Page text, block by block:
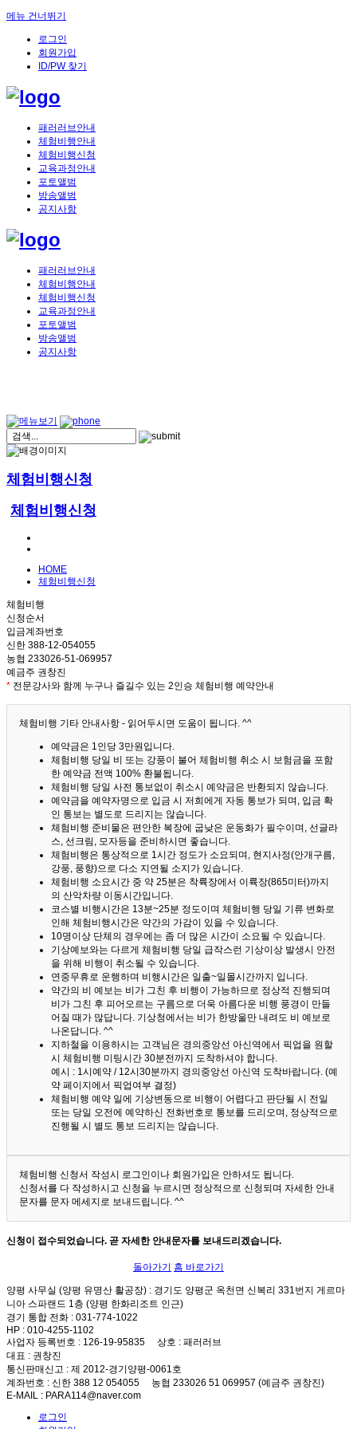
메뉴 건너뛰기
로그인
회원가입
ID/PW 찾기
패러러브안내
체험비행안내
체험비행신청
교육과정안내
포토앨범
방송앨범
공지사항
패러러브안내
체험비행안내
체험비행신청
교육과정안내
포토앨범
방송앨범
공지사항
체험비행신청
체험비행신청
HOME
체험비행신청
체험비행
신청순서
입금계좌번호
신한 388-12-054055
농협 233026-51-069957
예금주 권창진
* 전문강사와 함께 누구나 즐길수 있는 2인승 체험비행 예약안내
체험비행 기타 안내사항 - 읽어두시면 도움이 됩니다. ^^
예약금은 1인당 3만원입니다.
체험비행 당일 비 또는 강풍이 불어 체험비행 취소 시 보험금을 포함
한 예약금 전액 100% 환불됩니다.
체험비행 당일 사전 통보없이 취소시 예약금은 반환되지 않습니다.
예약금을 예약자명으로 입금 시 저희에게 자동 통보가 되며, 입금 확
인 통보는 별도로 드리지는 않습니다.
체험비행 준비물은 편안한 복장에 굽낮은 운동화가 필수이며, 선글라
스, 선크림, 모자등을 준비하시면 좋습니다.
체험비행은 통상적으로 1시간 정도가 소요되며, 현지사정(안개구름,
강풍, 풍향)으로 다소 지연될 소지가 있습니다.
체험비행 소요시간 중 약 25분은 착륙장에서 이륙장(865미터)까지
의 산악차량 이동시간입니다.
코스별 비행시간은 13분~25분 정도이며 체험비행 당일 기류 변화로
인해 체험비행시간은 약간의 가감이 있을 수 있습니다.
10명이상 단체의 경우에는 좀 더 많은 시간이 소요될 수 있습니다.
기상예보와는 다르게 체험비행 당일 급작스런 기상이상 발생시 안전
을 위해 비행이 취소될 수 있습니다.
연중무휴로 운행하며 비행시간은 일출~일몰시간까지 입니다.
약간의 비 예보는 비가 그친 후 비행이 가능하므로 정상적 진행되며
비가 그친 후 피어오르는 구름으로 더욱 아름다운 비행 풍경이 만들
어질 때가 많답니다. 기상청에서는 비가 한방울만 내려도 비 예보로
나온답니다. ^^
지하철을 이용하시는 고객님은 경의중앙선 아신역에서 픽업을 원할
시 체험비행 미팅시간 30분전까지 도착하셔야 합니다.
예시 : 1시예약 / 12시30분까지 경의중앙선 아신역 도착바랍니다. (예
약 페이지에서 픽업여부 결정)
체험비행 예약 일에 기상변동으로 비행이 어렵다고 판단될 시 전일
또는 당일 오전에 예약하신 전화번호로 통보를 드리오며, 정상적으로
진행될 시 별도 통보 드리지는 않습니다.
체험비행 신청서 작성시 로그인이나 회원가입은 안하셔도 됩니다.
신청서를 다 작성하시고 신청을 누르시면 정상적으로 신청되며 자세한 안내
문자를 문자 메세지로 보내드립니다. ^^
신청이 접수되었습니다. 곧 자세한 안내문자를 보내드리겠습니다.
돌아가기 홈 바로가기
양평 사무실 (양평 유명산 활공장) : 경기도 양평군 옥천면 신복리 331번지 게르마
니아 스파랜드 1층 (양평 한화리조트 인근)
경기 통합 전화 : 031-774-1022
HP : 010-4255-1102
사업자 등록번호 : 126-19-95835 상호 : 패러러브
대표 : 권창진
통신판매신고 : 제 2012-경기양평-0061호
계좌번호 : 신한 388 12 054055 농협 233026 51 069957 (예금주 권창진)
E-MAIL : PARA114@naver.com
로그인